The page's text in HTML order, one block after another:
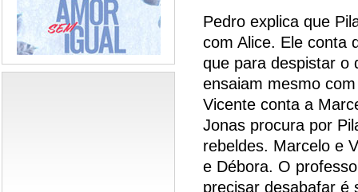
Pedro explica que
com Alice. Ele conta
que para despistar o
ensaiam mesmo
Vicente conta a
Jonas procura por
rebeldes. Marcelo e
e Débora. O
precisar desabafar é